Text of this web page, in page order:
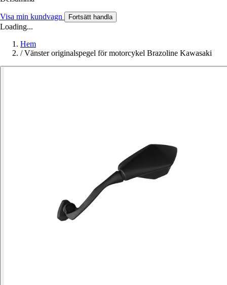
Visa min kundvagn Fortsätt handla
Loading...
Hem
/ Vänster originalspegel för motorcykel Brazoline Kawasaki